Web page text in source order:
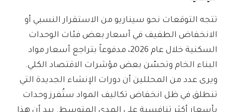
تتجه التوقعات نحو سيناريو من الاستقرار النسبي أو
الانخفاض الطفيف في أسعار بعض فئات الوحدات
السكنية خلال عام 2026، مدفوعاً بتراجع أسعار مواد
البناء الخام وتحسّن بعض مؤشرات الاقتصاد الكلي.
ويرى عدد من المحللين أن دورات الإنشاء الجديدة التي
تنطلق في ظل انخفاض تكاليف المواد ستُفرز وحدات